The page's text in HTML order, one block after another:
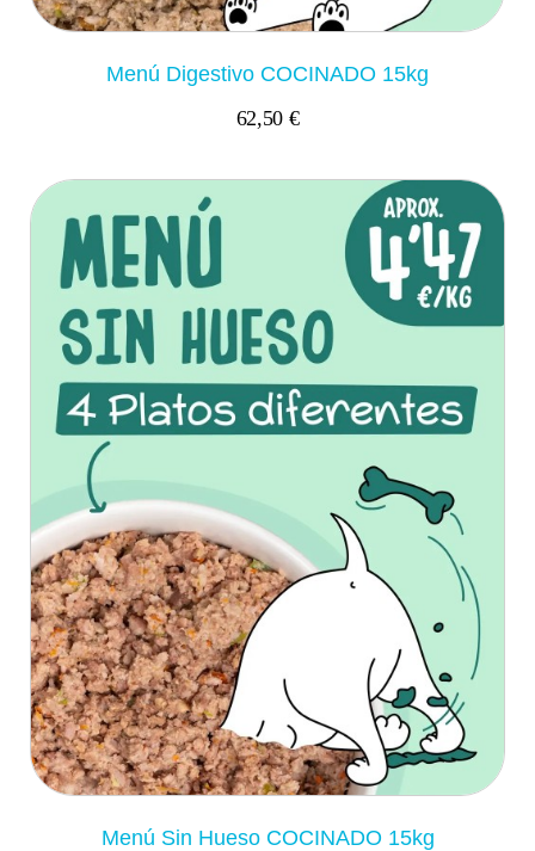
Menú Digestivo COCINADO 15kg
62,50 €
Menú Sin Hueso COCINADO 15kg